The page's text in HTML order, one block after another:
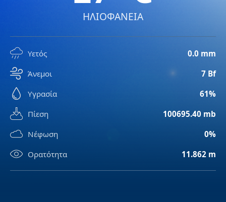
ΗΛΙΟΦΑΝΕΙΑ
Υετός
0.0 mm
Άνεμοι
7 Bf
Υγρασία
61%
Πίεση
100695.40 mb
Νέφωση
0%
Ορατότητα
11.862 m